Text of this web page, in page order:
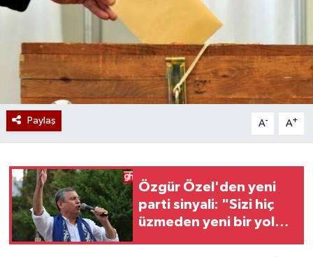
Paylaş A- A+
Özgür Özel'den yeni
parti sinyali: "Sizi hiç
üzmeden yeni bir yol